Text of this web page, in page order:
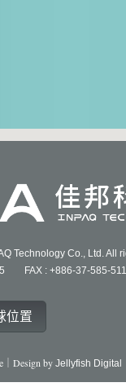
Technology Co., Ltd. All
FAX : +886-37-585-
位置
｜Design byJellyfish Digital